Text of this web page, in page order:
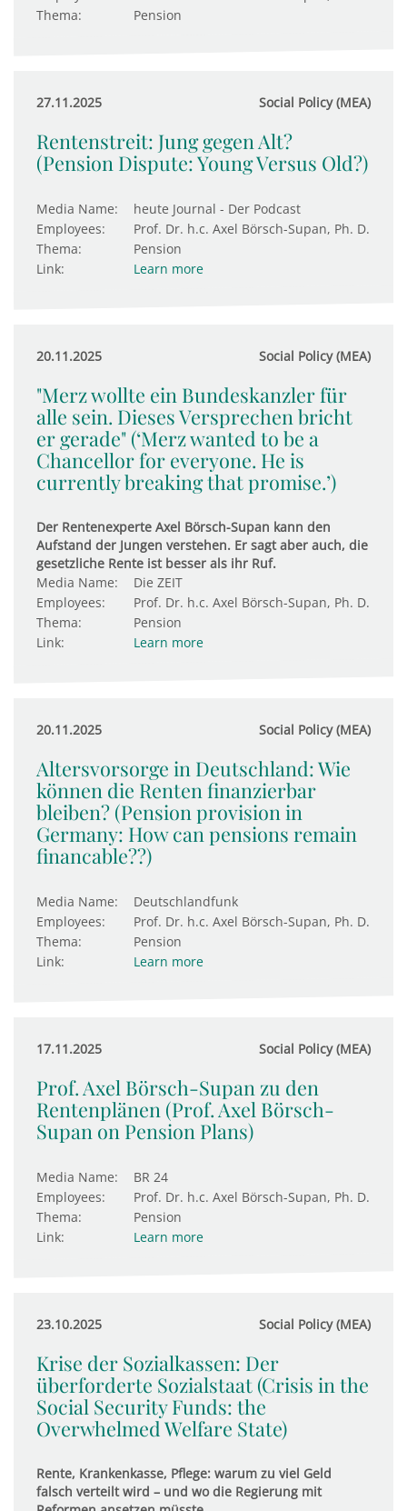
Thema:
Pension
27.11.2025 Social Policy (MEA)
Rentenstreit: Jung gegen Alt?
(Pension Dispute: Young Versus Old?)
Media Name:
heute Journal - Der Podcast
Employees:
Prof. Dr. h.c. Axel Börsch-Supan, Ph. D.
Thema:
Pension
Link:
Learn more
20.11.2025 Social Policy (MEA)
"Merz wollte ein Bundeskanzler für
alle sein. Dieses Versprechen bricht
er gerade" (‘Merz wanted to be a
Chancellor for everyone. He is
currently breaking that promise.’)
Der Rentenexperte Axel Börsch-Supan kann den
Aufstand der Jungen verstehen. Er sagt aber auch, die
gesetzliche Rente ist besser als ihr Ruf.
Media Name:
Die ZEIT
Employees:
Prof. Dr. h.c. Axel Börsch-Supan, Ph. D.
Thema:
Pension
Link:
Learn more
20.11.2025 Social Policy (MEA)
Altersvorsorge in Deutschland: Wie
können die Renten finanzierbar
bleiben? (Pension provision in
Germany: How can pensions remain
financable??)
Media Name:
Deutschlandfunk
Employees:
Prof. Dr. h.c. Axel Börsch-Supan, Ph. D.
Thema:
Pension
Link:
Learn more
17.11.2025 Social Policy (MEA)
Prof. Axel Börsch-Supan zu den
Rentenplänen (Prof. Axel Börsch-
Supan on Pension Plans)
Media Name:
BR 24
Employees:
Prof. Dr. h.c. Axel Börsch-Supan, Ph. D.
Thema:
Pension
Link:
Learn more
23.10.2025 Social Policy (MEA)
Krise der Sozialkassen: Der
überforderte Sozialstaat (Crisis in the
Social Security Funds: the
Overwhelmed Welfare State)
Rente, Krankenkasse, Pflege: warum zu viel Geld
falsch verteilt wird – und wo die Regierung mit